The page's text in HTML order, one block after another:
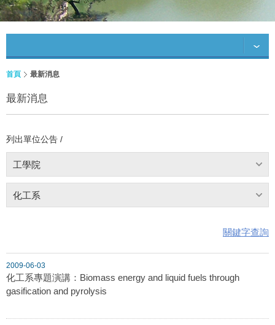
首頁 最新消息
最新消息
列出單位公告 /
工學院
化工系
關鍵字查詢
2009-06-03
化工系專題演講：Biomass energy and liquid fuels through
gasification and pyrolysis